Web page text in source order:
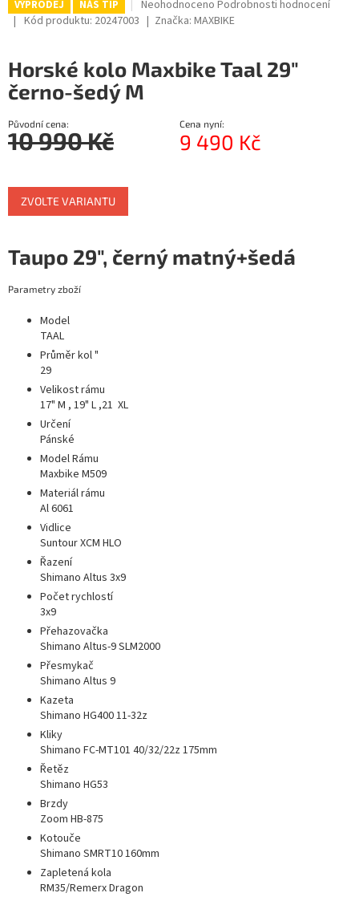
M
VÝPRODEJ NÁŠ TIP
Průměrné
hodnocení
0,0
z
5
Neohodnoceno Podrobnosti hodnocení
Kód produktu: 20247003 Značka:MAXBIKE
Horské kolo Maxbike Taal 29"
černo-šedý M
Původní cena:
10 990 Kč
Cena nyní:
9 490 Kč
cena:
ZVOLTE VARIANTU
Taupo 29", černý matný+šedá
Parametry zboží
Model
TAAL
Průměr kol "
29
Velikost rámu
17" M , 19" L ,21 XL
Určení
Pánské
Model Rámu
Maxbike M509
Materiál rámu
Al 6061
Vidlice
Suntour XCM HLO
Řazení
Shimano Altus 3x9
Počet rychlostí
3x9
Přehazovačka
Shimano Altus-9 SLM2000
Přesmykač
Shimano Altus 9
Kazeta
Shimano HG400 11-32z
Kliky
Shimano FC-MT101 40/32/22z 175mm
Řetěz
Shimano HG53
Brzdy
Zoom HB-875
Kotouče
Shimano SMRT10 160mm
Zapletená kola
RM35/Remerx Dragon